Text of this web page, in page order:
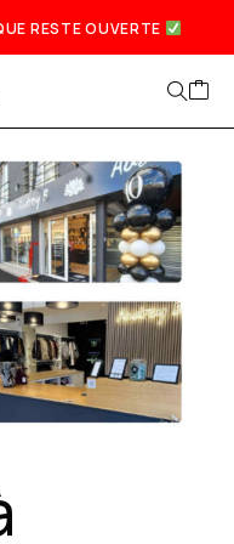
RESTE OUVERTE
lundi